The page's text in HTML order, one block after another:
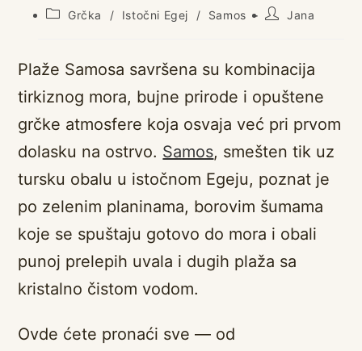
PostGrčka / Istočni Egej / Samos
Post Jana
Plaže Samosa savršena su kombinacija
tirkiznog mora, bujne prirode i opuštene
grčke atmosfere koja osvaja već pri prvom
dolasku na ostrvo. Samos, smešten tik uz
tursku obalu u istočnom Egeju, poznat je
po zelenim planinama, borovim šumama
koje se spuštaju gotovo do mora i obali
punoj prelepih uvala i dugih plaža sa
kristalno čistom vodom.
Ovde ćete pronaći sve — od